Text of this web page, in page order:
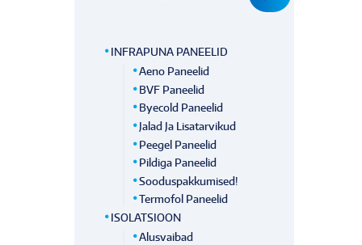
INFRAPUNA PANEELID
Aeno Paneelid
BVF Paneelid
Byecold Paneelid
Jalad Ja Lisatarvikud
Peegel Paneelid
Pildiga Paneelid
Sooduspakkumised!
Termofol Paneelid
ISOLATSIOON
Alusvaibad